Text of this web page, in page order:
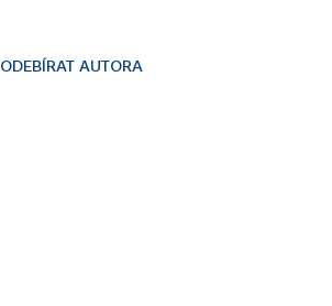
ODEBÍRAT AUTORA